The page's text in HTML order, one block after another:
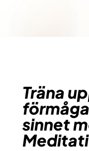
Träna
sinnet